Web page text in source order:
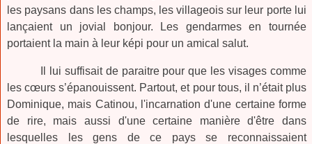
les paysans dans les champs, les villageois sur leur porte lui
lançaient un jovial bonjour. Les gendarmes en tournée
portaient la main à leur képi pour un amical salut.
Il lui suffisait de paraitre pour que les visages comme
les cœurs s’épanouissent. Partout, et pour tous, il n’était plus
Dominique, mais Catinou, l'incarnation d'une certaine forme
de rire, mais aussi d'une certaine manière d'être dans
lesquelles les gens de ce pays se reconnaissaient